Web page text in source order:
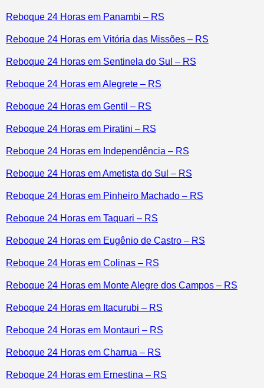
Reboque 24 Horas em Panambi – RS
Reboque 24 Horas em Vitória das Missões – RS
Reboque 24 Horas em Sentinela do Sul – RS
Reboque 24 Horas em Alegrete – RS
Reboque 24 Horas em Gentil – RS
Reboque 24 Horas em Piratini – RS
Reboque 24 Horas em Independência – RS
Reboque 24 Horas em Ametista do Sul – RS
Reboque 24 Horas em Pinheiro Machado – RS
Reboque 24 Horas em Taquari – RS
Reboque 24 Horas em Eugênio de Castro – RS
Reboque 24 Horas em Colinas – RS
Reboque 24 Horas em Monte Alegre dos Campos – RS
Reboque 24 Horas em Itacurubi – RS
Reboque 24 Horas em Montauri – RS
Reboque 24 Horas em Charrua – RS
Reboque 24 Horas em Ernestina – RS